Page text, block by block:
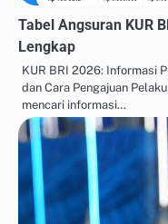
Tabel Angsuran KUR
Lengkap
KUR BRI 2026: Informasi
dan Cara Pengajuan
mencari informasi…